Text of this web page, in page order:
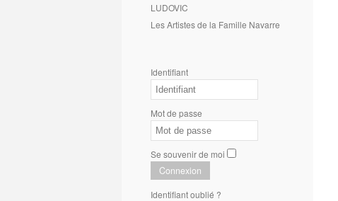
LUDOVIC
Les Artistes de la Famille Navarre
Identifiant
Mot de passe
Se souvenir de moi
Connexion
Identifiant oublié ?